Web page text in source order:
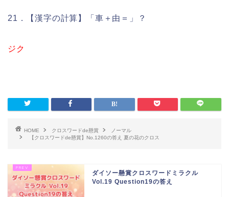
21．【漢字の計算】「車＋由＝」？
ジク
HOME クロスワードde懸賞
ノーマル
【クロスワードde懸賞】No.1260の答え 夏の花のクロス
ダイソー懸賞クロスワードミラクル
Vol.19 Question19の答え